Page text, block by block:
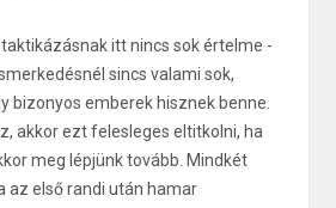
itt nincs sok értelme -
sincs valami sok,
bizonyos emberek hisznek benne.
akkor ezt felesleges eltitkolni, ha
meg lépjünk tovább. Mindkét
az első randi után hamar